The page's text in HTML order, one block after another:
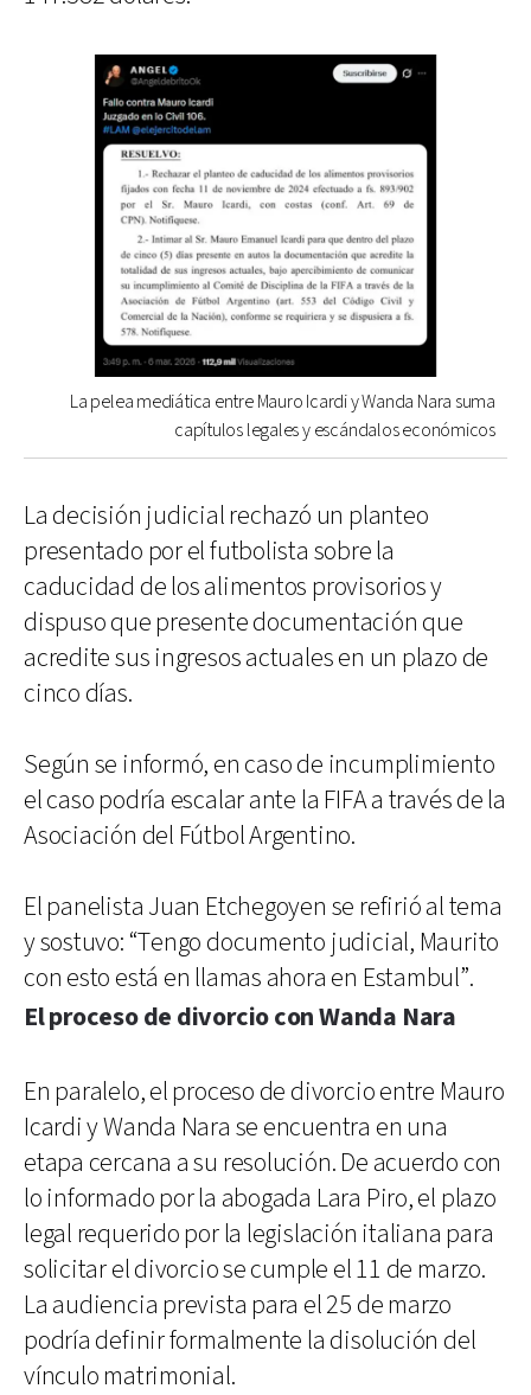
La pelea mediática entre Mauro Icardi y Wanda Nara suma
capítulos legales y escándalos económicos
La decisión judicial rechazó un planteo
presentado por el futbolista sobre la
caducidad de los alimentos provisorios y
dispuso que presente documentación que
acredite sus ingresos actuales en un plazo de
cinco días.
Según se informó, en caso de incumplimiento
el caso podría escalar ante la FIFA a través de la
Asociación del Fútbol Argentino.
El panelista Juan Etchegoyen se refirió al tema
y sostuvo: “Tengo documento judicial, Maurito
con esto está en llamas ahora en Estambul”.
El proceso de divorcio con Wanda Nara
En paralelo, el proceso de divorcio entre Mauro
Icardi y Wanda Nara se encuentra en una
etapa cercana a su resolución. De acuerdo con
lo informado por la abogada Lara Piro, el plazo
legal requerido por la legislación italiana para
solicitar el divorcio se cumple el 11 de marzo.
La audiencia prevista para el 25 de marzo
podría definir formalmente la disolución del
vínculo matrimonial.